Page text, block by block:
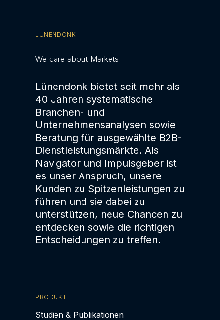
LÜNENDONK
We care about Markets
Lünendonk bietet seit mehr als
40 Jahren systematische
Branchen- und
Unternehmensanalysen sowie
Beratung für ausgewählte B2B-
Dienstleistungsmärkte. Als
Navigator und Impulsgeber ist
es unser Anspruch, unsere
Kunden zu Spitzenleistungen zu
führen und sie dabei zu
unterstützen, neue Chancen zu
entdecken sowie die richtigen
Entscheidungen zu treffen.
PRODUKTE
Studien & Publikationen